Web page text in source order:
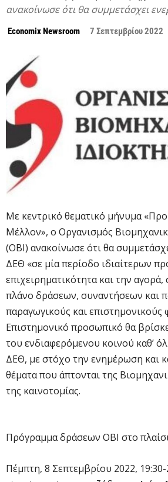
ανακοίνωσε ότι θα συμμετάσχει
Economix Newsroom 7 Σεπτεμβρίου 2022
Με κεντρικό θεματικό μήνυμα
Μέλλον», ο Οργανισμός
(ΟΒΙ) ανακοίνωσε ότι θα
ΔΕΘ «σε μία περίοδο ιδιαίτερων
επιχειρηματικότητα και την
πλάνο δράσεων, συναντήσεων και
παραγωγικούς και επιστημονικούς
Επιστημονικό προσωπικό θα
του ενδιαφερόμενου κοινού καθ’
ΔΕΘ, με στόχο την ενημέρωση και
θέματα που άπτονται της
της καινοτομίας.
Πρόγραμμα δράσεων ΟΒΙ στο
Πέμπτη, 8 Σεπτεμβρίου 2022,